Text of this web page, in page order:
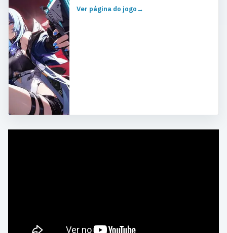
Ver página do jogo→